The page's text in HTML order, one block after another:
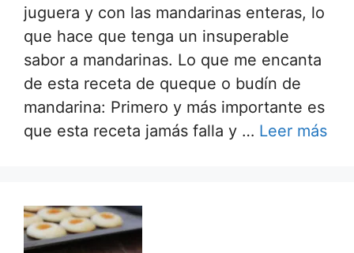
juguera y con las mandarinas enteras, lo
que hace que tenga un insuperable
sabor a mandarinas. Lo que me encanta
de esta receta de queque o budín de
mandarina: Primero y más importante es
que esta receta jamás falla y … Leer más